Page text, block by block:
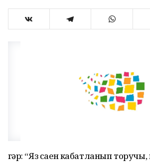
Әгәр: “Яз саен кабатланып